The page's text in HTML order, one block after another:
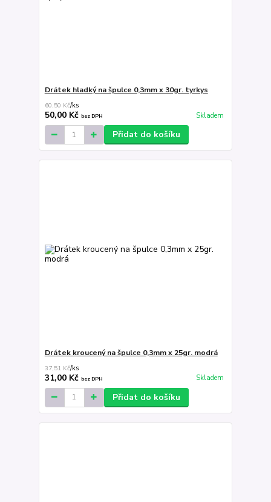
Drátek hladký na špulce 0,3mm x 30gr. tyrkys
60,50 Kč/ks
50,00 Kč bez DPH Skladem
Přidat do košíku
Drátek kroucený na špulce 0,3mm x 25gr. modrá
37,51 Kč/ks
31,00 Kč bez DPH Skladem
Přidat do košíku